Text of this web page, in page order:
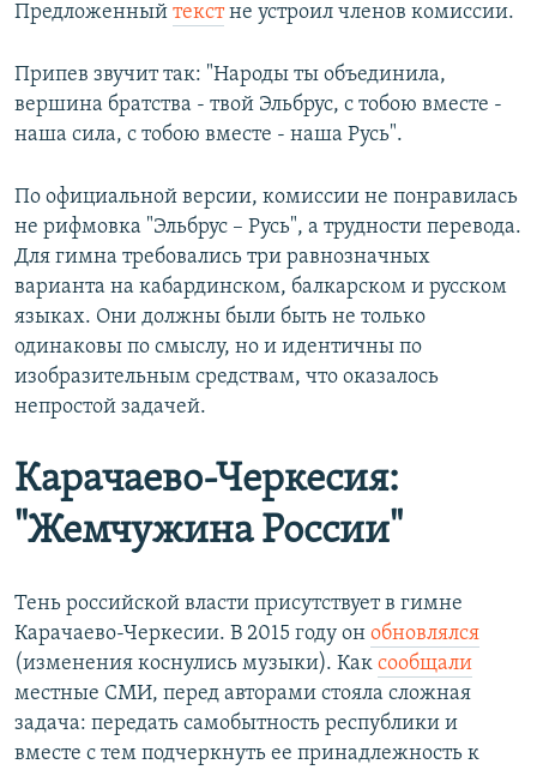
Предложенный текстне устроил членов комиссии.
Припев звучит так: "Народы ты объединила,
вершина братства - твой Эльбрус, с тобою вместе -
наша сила, с тобою вместе - наша Русь".
По официальной версии, комиссии не понравилась
не рифмовка "Эльбрус – Русь", а трудности перевода.
Для гимна требовались три равнозначных
варианта на кабардинском, балкарском и русском
языках. Они должны были быть не только
одинаковы по смыслу, но и идентичны по
изобразительным средствам, что оказалось
непростой задачей.
Карачаево-Черкесия:
"Жемчужина России"
Тень российской власти присутствует в гимне
Карачаево-Черкесии. В 2015 году он обновлялся
(изменения коснулись музыки). Как сообщали
местные СМИ, перед авторами стояла сложная
задача: передать самобытность республики и
вместе с тем подчеркнуть ее принадлежность к